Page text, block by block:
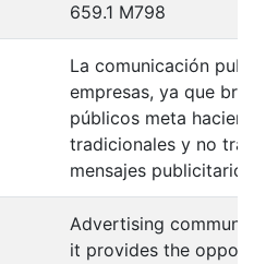
659.1 M798
La comunicación
empresas, ya que
públicos meta
tradicionales y no
mensajes publicitarios
Advertising
it provides the